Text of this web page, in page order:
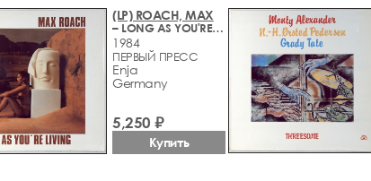
(LP) ROACH, MAX
– LONG AS YOU'RE LIVING
1984
ПЕРВЫЙ ПРЕСС
Enja
Germany
5,250 ₽
Купить